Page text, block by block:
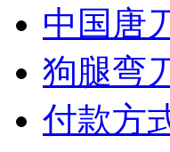
中国唐
狗腿弯
付款方